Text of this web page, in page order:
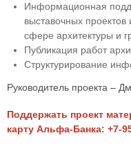
Информационная
выставочных
сфере архитектуры и
Публикация работ
Структурирование
Руководитель проекта –
Поддержать проект
карту Альфа-Банка: +7-